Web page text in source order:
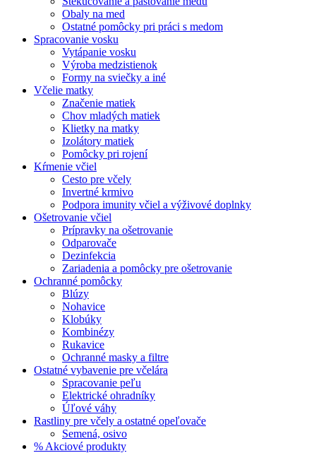
Obaly na med
Ostatné pomôcky pri práci s medom
Spracovanie vosku
Vytápanie vosku
Výroba medzistienok
Formy na sviečky a iné
Včelie matky
Značenie matiek
Chov mladých matiek
Klietky na matky
Izolátory matiek
Pomôcky pri rojení
Kŕmenie včiel
Cesto pre včely
Invertné krmivo
Podpora imunity včiel a výživové doplnky
Ošetrovanie včiel
Prípravky na ošetrovanie
Odparovače
Dezinfekcia
Zariadenia a pomôcky pre ošetrovanie
Ochranné pomôcky
Blúzy
Nohavice
Klobúky
Kombinézy
Rukavice
Ochranné masky a filtre
Ostatné vybavenie pre včelára
Spracovanie peľu
Elektrické ohradníky
Úľové váhy
Rastliny pre včely a ostatné opeľovače
Semená, osivo
% Akciové produkty